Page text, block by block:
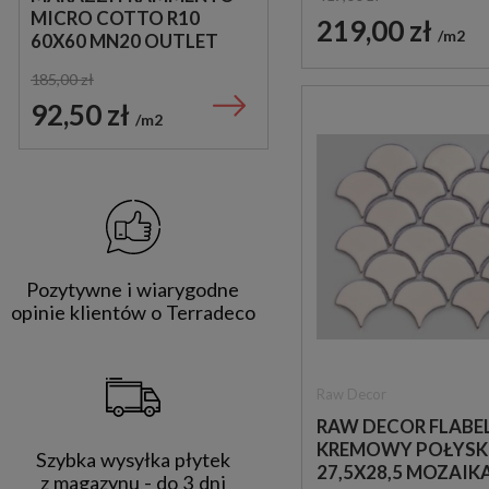
MICRO COTTO R10
60X60 MN20 OUTLET
185,00 zł
92,50 zł m2
VINTAGE BLUE
33,15X33,15 OUTLET
Pozytywne i wiarygodne
opinie klientów o Terradeco
Szybka wysyłka płytek
z magazynu - do 3 dni
219,00 zł m2
RAW DECOR
KREMOWY POŁYSK
27,5X28,5